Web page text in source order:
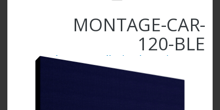
MONTAGE-CAR-
120-BLE
Carré 120x120x5 mélamine Bleu marine